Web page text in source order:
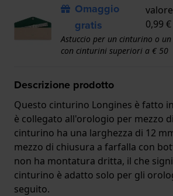
Omaggio
gratis
0,99 €
Astuccio per un cinturino o
con cinturini superiori a € 50
Descrizione prodotto
Questo cinturino Longines è fatto
è collegato all'orologio per mezzo
cinturino ha una larghezza di 12
mezzo di chiusura a farfalla con
non ha montatura dritta, il che
cinturino è adatto solo per gli
seguito.